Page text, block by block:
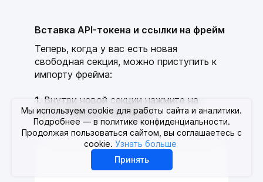
Мы используем cookie для работы сайта и аналитики.
Подробнее — в политике конфиденциальности.
Продолжая пользоваться сайтом, вы соглашаетесь с
cookie. Узнать больше
Принять
Вставка API-токена и ссылки на фрейм
Теперь, когда у вас есть новая
свободная секция, можно приступить к
импорту фрейма:
1. Внутри новой секции нажмите на
кнопку "Импорт из Figma".